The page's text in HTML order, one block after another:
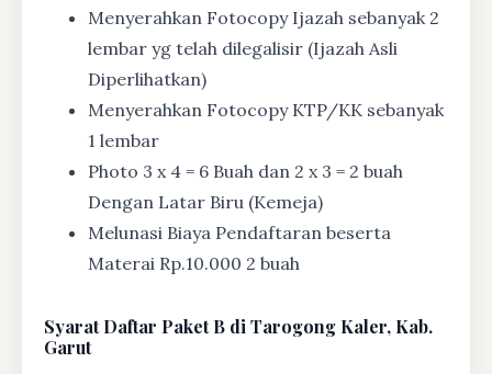
Menyerahkan Fotocopy Ijazah sebanyak 2
lembar yg telah dilegalisir (Ijazah Asli
Diperlihatkan)
Menyerahkan Fotocopy KTP/KK sebanyak
1 lembar
Photo 3 x 4 = 6 Buah dan 2 x 3 = 2 buah
Dengan Latar Biru (Kemeja)
Melunasi Biaya Pendaftaran beserta
Materai Rp.10.000 2 buah
SyaratDaftar Paket B di Tarogong Kaler, Kab.
Garut